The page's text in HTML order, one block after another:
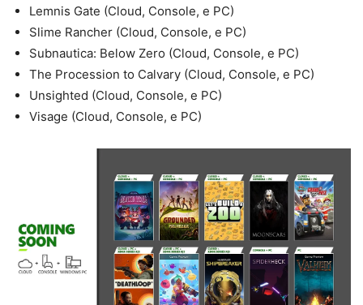
Lemnis Gate (Cloud, Console, e PC)
Slime Rancher (Cloud, Console, e PC)
Subnautica: Below Zero (Cloud, Console, e PC)
The Procession to Calvary (Cloud, Console, e PC)
Unsighted (Cloud, Console, e PC)
Visage (Cloud, Console, e PC)